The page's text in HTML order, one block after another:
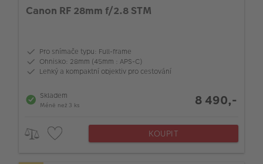
Canon RF 28mm f/2.8 STM
Pro snímače typu: Full-frame
Ohnisko: 28mm (45mm : APS-C)
Lehký a kompaktní objektiv pro cestování
Skladem
Méně než 3 ks 8 490,-
KOUPIT